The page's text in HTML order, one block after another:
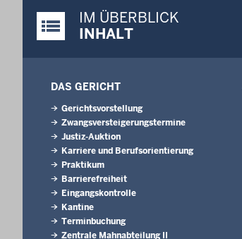
Justiz-Portal im Überblick:
IM ÜBERBLICK
INHALT
DAS GERICHT
Gerichtsvorstellung
Zwangsversteigerungs­termine
Justiz-Auktion
Karriere und Berufsorientierung
Praktikum
Barrierefreiheit
Eingangskontrolle
Kantine
Terminbuchung
Zentrale Mahnabteilung II